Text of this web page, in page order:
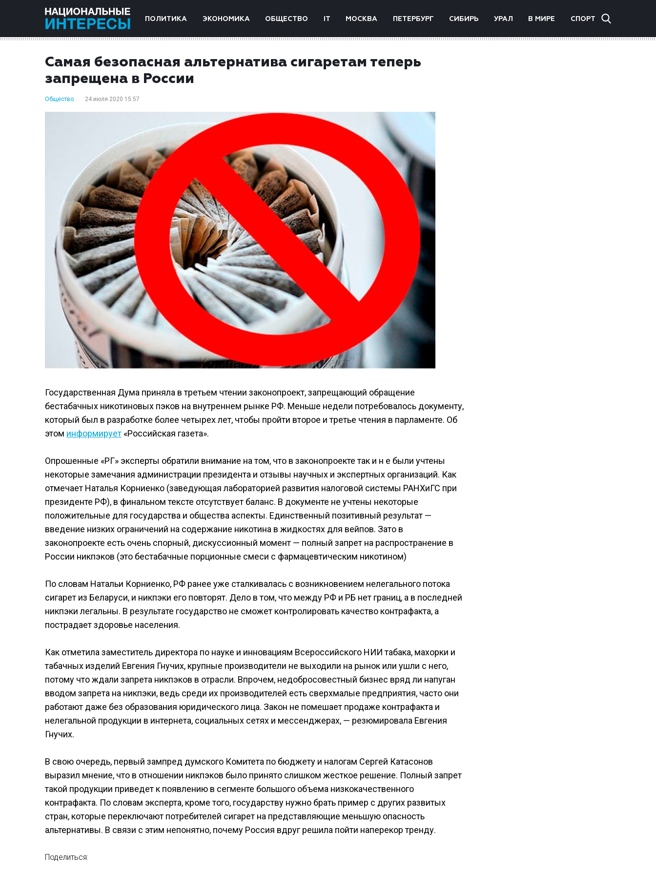
ПОЛИТИКА ЭКОНОМИКА ОБЩЕСТВО IT МОСКВА ПЕТЕРБУРГ СИБИРЬ УРАЛ В МИРЕ СПОРТ
Самая безопасная альтернатива сигаретам теперь
запрещена в России
Общество 24 июля 2020 15:57
Государственная Дума приняла в третьем чтении законопроект, запрещающий обращение
бестабачных никотиновых пэков на внутреннем рынке РФ. Меньше недели потребовалось документу,
который был в разработке более четырех лет, чтобы пройти второе и третье чтения в парламенте. Об
этом информирует «Российская газета».
Опрошенные «РГ» эксперты обратили внимание на том, что в законопроекте так и н е были учтены
некоторые замечания администрации президента и отзывы научных и экспертных организаций. Как
отмечает Наталья Корниенко (заведующая лабораторией развития налоговой системы РАНХиГС при
президенте РФ), в финальном тексте отсутствует баланс. В документе не учтены некоторые
положительные для государства и общества аспекты. Единственный позитивный результат —
введение низких ограничений на содержание никотина в жидкостях для вейпов. Зато в
законопроекте есть очень спорный, дискуссионный момент — полный запрет на распространение в
России никпэков (это бестабачные порционные смеси с фармацевтическим никотином)
По словам Натальи Корниенко, РФ ранее уже сталкивалась с возникновением нелегального потока
сигарет из Беларуси, и никпэки его повторят. Дело в том, что между РФ и РБ нет границ, а в последней
никпэки легальны. В результате государство не сможет контролировать качество контрафакта, а
пострадает здоровье населения.
Как отметила заместитель директора по науке и инновациям Всероссийского НИИ табака, махорки и
табачных изделий Евгения Гнучих, крупные производители не выходили на рынок или ушли с него,
потому что ждали запрета никпэков в отрасли. Впрочем, недобросовестный бизнес вряд ли напуган
вводом запрета на никпэки, ведь среди их производителей есть сверхмалые предприятия, часто они
работают даже без образования юридического лица. Закон не помешает продаже контрафакта и
нелегальной продукции в интернета, социальных сетях и мессенджерах, — резюмировала Евгения
Гнучих.
В свою очередь, первый зампред думского Комитета по бюджету и налогам Сергей Катасонов
выразил мнение, что в отношении никпэков было принято слишком жесткое решение. Полный запрет
такой продукции приведет к появлению в сегменте большого объема низкокачественного
контрафакта. По словам эксперта, кроме того, государству нужно брать пример с других развитых
стран, которые переключают потребителей сигарет на представляющие меньшую опасность
альтернативы. В связи с этим непонятно, почему Россия вдруг решила пойти наперекор тренду.
Поделиться: